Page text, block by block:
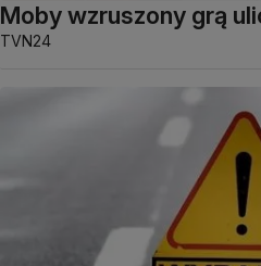
Moby wzruszony grą
TVN24